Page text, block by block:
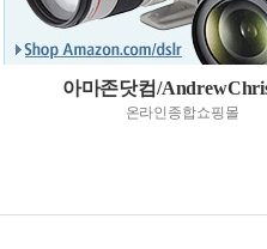
아마존닷컴/
온라인종합쇼핑몰